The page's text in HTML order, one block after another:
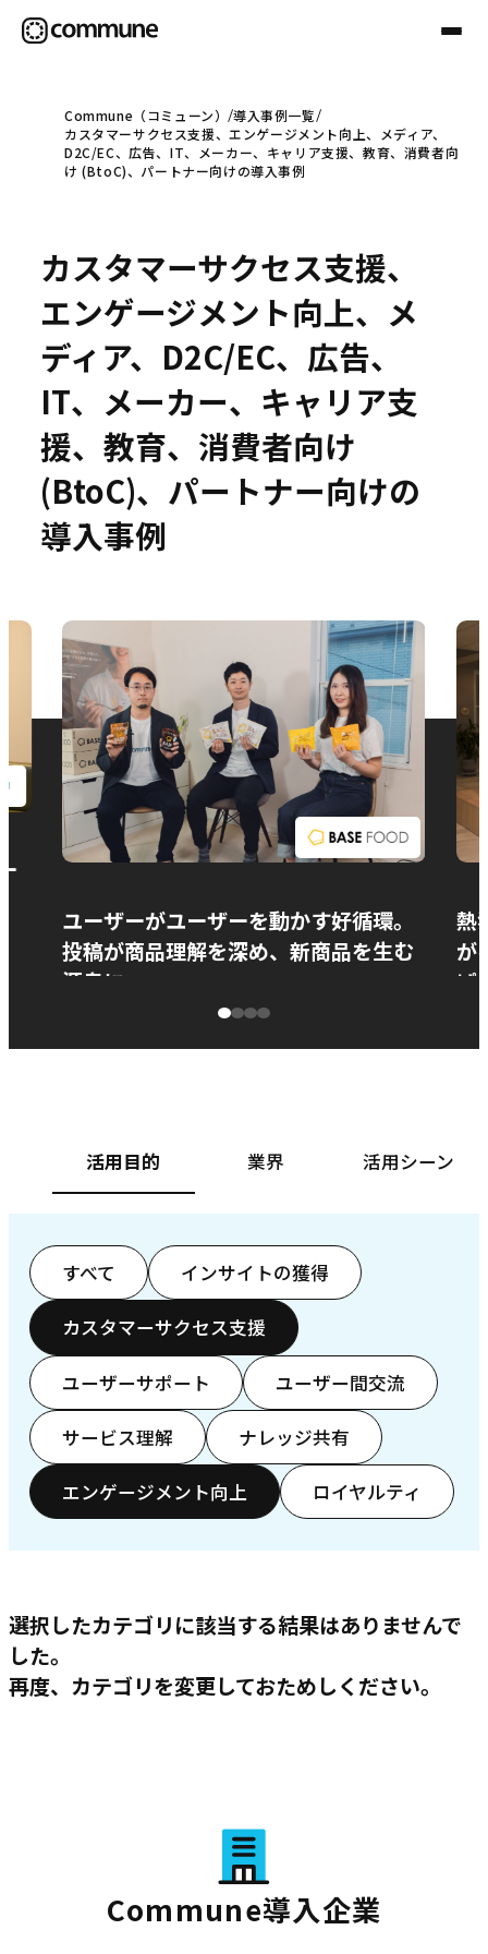
Communeについて
事例
セミナー
お役立ち情報
Commune（コミューン）
導入事例一覧
カスタマーサクセス支援、エンゲージメント向上、メディア、
D2C/EC、広告、IT、メーカー、キャリア支援、教育、消費者向
け (BtoC)、パートナー向けの導入事例
カスタマーサクセス支援、
エンゲージメント向上、メ
ディア、D2C/EC、広告、
IT、メーカー、キャリア支
援、教育、消費者向け
(BtoC)、パートナー向けの
導入事例
ユーザーがユーザーを動かす好循環。
投稿が商品理解を深め、新商品を生む
源泉に
熱
が
ぱ
活用目的 業界 活用シーン
すべて インサイトの獲得
カスタマーサクセス支援
ユーザーサポート ユーザー間交流
サービス理解 ナレッジ共有
エンゲージメント向上 ロイヤルティ
選択したカテゴリに該当する結果はありませんで
した。
再度、カテゴリを変更しておためしください。
Commune導入企業